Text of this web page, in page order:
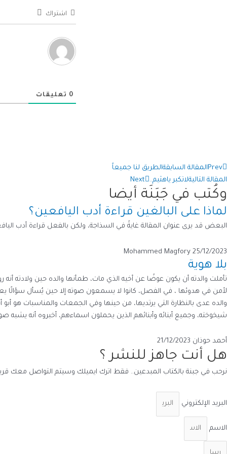
اشتراك
0 تعليقات
Prevالمقالة السابقةالطريق لنا جميعاً
المقالة التاليةلاتكبر ياهثيم.. Next
وكُتب في جَبَنَة أيضا
لماذا على البالغين قراءة أدب اليافعين؟
البعض قد يرى عنوان المقالة غايةً في السذاجة، ولكن بالفعل قراءة أدب
Mohammed Magfory 25/12/2023
بلا هوية
تأملت والدته أن يكون عوضًا عن أخيه الذي مات، طمأنها والده حين ولادته
لأمن في هدوئها ، في الفصل، كانوا لا يسمعون صوته إلا حين يُسأل سؤالًا
والده عدى بالنظارة التي يرتديها، من حينها وفي الجمعات والمناسبات هو أبو
شيخوخته، وجميع أبنائه وأبنائهم الذين يحملون اسماءهم، أخبروه أنه
أحمد حوذان 21/12/2023
هل أنت جاهز للنشر ؟
نرحب في جبنة بالكتاب المبدعين.. فقط اترك ايميلك وسيتم التواصل معك
البريد الإلكتروني
الاسم